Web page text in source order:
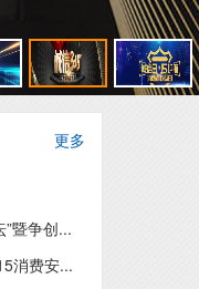
更多
暨争创...
消费安...